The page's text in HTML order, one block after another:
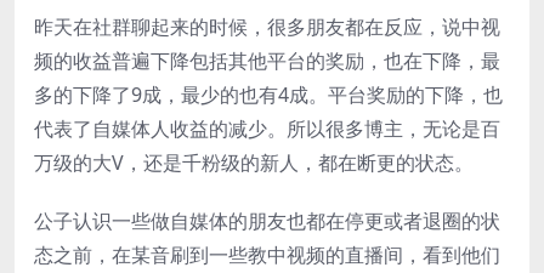
昨天在社群聊起来的时候，很多朋友都在反应，说中视
频的收益普遍下降包括其他平台的奖励，也在下降，最
多的下降了9成，最少的也有4成。平台奖励的下降，也
代表了自媒体人收益的减少。所以很多博主，无论是百
万级的大V，还是千粉级的新人，都在断更的状态。
公子认识一些做自媒体的朋友也都在停更或者退圈的状
态之前，在某音刷到一些教中视频的直播间，看到他们